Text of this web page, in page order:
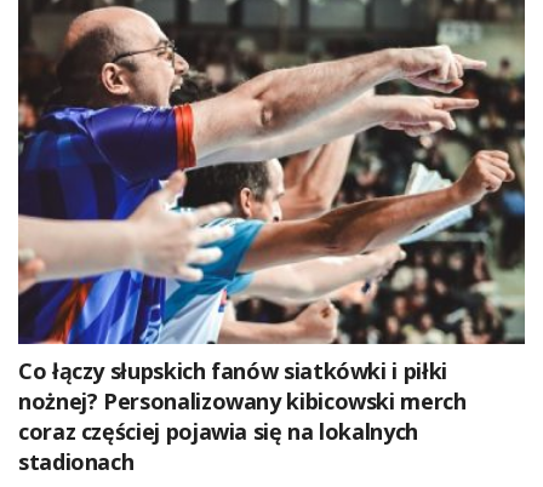
Co łączy słupskich fanów siatkówki i piłki
nożnej? Personalizowany kibicowski merch
coraz częściej pojawia się na lokalnych
stadionach